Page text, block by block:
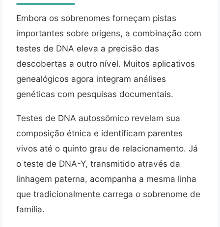
Embora os sobrenomes forneçam pistas
importantes sobre origens, a combinação com
testes de DNA eleva a precisão das
descobertas a outro nível. Muitos aplicativos
genealógicos agora integram análises
genéticas com pesquisas documentais.
Testes de DNA autossômico revelam sua
composição étnica e identificam parentes
vivos até o quinto grau de relacionamento. Já
o teste de DNA-Y, transmitido através da
linhagem paterna, acompanha a mesma linha
que tradicionalmente carrega o sobrenome de
família.